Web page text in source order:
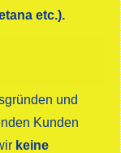
etc.).
und
Kunden
keine